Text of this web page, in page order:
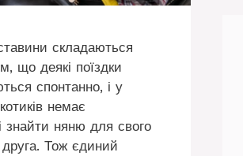
складаються
що деякі поїздки
спонтанно, і у
немає
знайти няню для свого
друга. Тож єдиний